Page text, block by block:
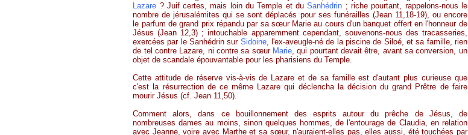
Lazare ? Juif certes, mais loin du Temple et duSanhédrin ; riche pourtant, rappelons-nous le
nombre de jérusalémites qui se sont déplacés pour ses funérailles (Jean 11,18-19), ou encore
le parfum de grand prix répandu par sa sœur Marie au cours d'un banquet offert en l'honneur de
Jésus (Jean 12,3) ; intouchable apparemment cependant, souvenons-nous des tracasseries,
exercées par le Sanhédrin sur Sidoine, l'ex-aveugle-né de la piscine de Siloé, et sa famille, rien
de tel contre Lazare, ni contre sa sœur Marie, qui pourtant devait être, avant sa conversion, un
objet de scandale épouvantable pour les pharisiens du Temple.
Cette attitude de réserve vis-à-vis de Lazare et de sa famille est d'autant plus curieuse que
c'est la résurrection de ce même Lazare qui déclencha la décision du grand Prêtre de faire
mourir Jésus (cf. Jean 11,50).
Comment alors, dans ce bouillonnement des esprits autour du prêche de Jésus, de
nombreuses dames au moins, sinon quelques hommes, de l'entourage de Claudia, en relation
avec Jeanne, voire avec Marthe et sa sœur, n'auraient-elles pas, elles aussi, été touchées par